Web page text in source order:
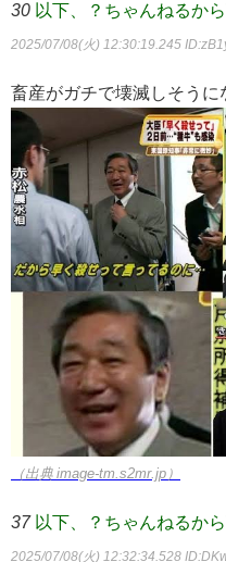
30 以下、？ちゃんねるか
2025/07/08(火) 12:30:19.245
畜産がガチで壊滅しそうに
（出典 image-tm.s2mr.jp）
37 以下、？ちゃんねるか
2025/07/08(火) 12:32:34.528